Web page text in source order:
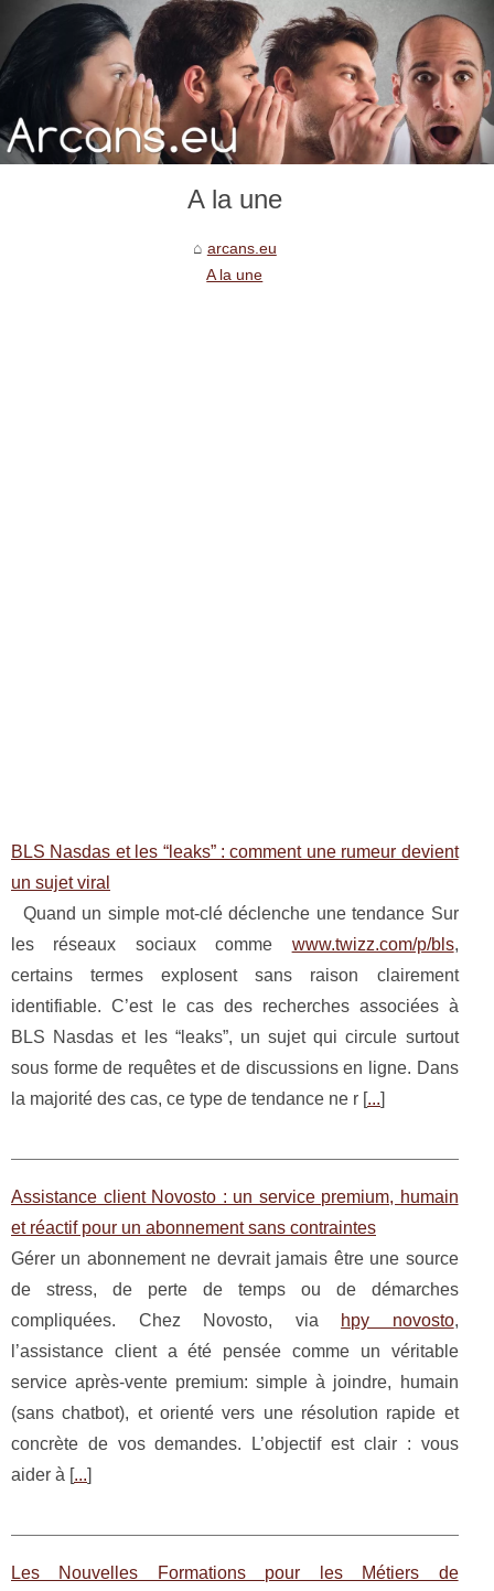
A la une
arcans.eu
A la une
BLS Nasdas et les “leaks” : comment une rumeur devient
un sujet viral
Quand un simple mot-clé déclenche une tendance Sur
les réseaux sociaux comme www.twizz.com/p/bls,
certains termes explosent sans raison clairement
identifiable. C’est le cas des recherches associées à
BLS Nasdas et les “leaks”, un sujet qui circule surtout
sous forme de requêtes et de discussions en ligne. Dans
la majorité des cas, ce type de tendance ne r [...]
Assistance client Novosto : un service premium, humain
et réactif pour un abonnement sans contraintes
Gérer un abonnement ne devrait jamais être une source
de stress, de perte de temps ou de démarches
compliquées. Chez Novosto, via
hpy novosto,
l’assistance client a été pensée comme un véritable
service après-vente premium: simple à joindre, humain
(sans chatbot), et orienté vers une résolution rapide et
concrète de vos demandes. L’objectif est clair : vous
aider à [...]
Les Nouvelles Formations pour les Métiers de